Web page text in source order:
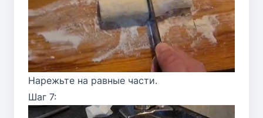
Нарежьте на равные части.
Шаг 7: